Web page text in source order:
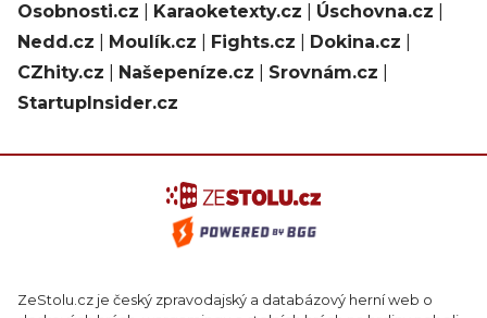
Osobnosti.cz
Karaoketexty.cz Úschovna.cz
Nedd.cz
Moulík.cz Fights.cz Dokina.cz
CZhity.cz
Našepeníze.cz Srovnám.cz
StartupInsider.cz
ZeStolu.cz je český zpravodajský a databázový herní web o